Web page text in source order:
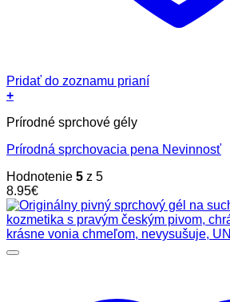
Pridať do zoznamu prianí
+
Prírodné sprchové gély
Prírodná sprchovacia pena Nevinnosť
Hodnotenie 5 z 5
8.95€